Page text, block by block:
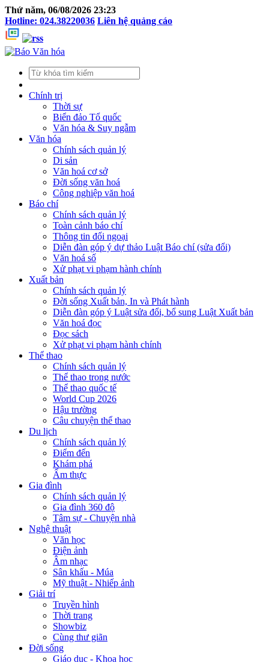
Thứ năm, 06/08/2026 23:23
Hotline: 024.38220036 Liên hệ quảng cáo
Chính trị
Thời sự
Biển đảo Tổ quốc
Văn hóa & Suy ngẫm
Văn hóa
Chính sách quản lý
Di sản
Văn hoá cơ sở
Đời sống văn hoá
Công nghiệp văn hoá
Báo chí
Chính sách quản lý
Toàn cảnh báo chí
Thông tin đối ngoại
Diễn đàn góp ý dự thảo Luật Báo chí (sửa đổi)
Văn hoá số
Xử phạt vi phạm hành chính
Xuất bản
Chính sách quản lý
Đời sống Xuất bản, In và Phát hành
Diễn đàn góp ý Luật sửa đổi, bổ sung Luật Xuất bản
Văn hoá đọc
Đọc sách
Xử phạt vi phạm hành chính
Thể thao
Chính sách quản lý
Thể thao trong nước
Thể thao quốc tế
World Cup 2026
Hậu trường
Câu chuyện thể thao
Du lịch
Chính sách quản lý
Điểm đến
Khám phá
Ẩm thực
Gia đình
Chính sách quản lý
Gia đình 360 độ
Tâm sự - Chuyện nhà
Nghệ thuật
Văn học
Điện ảnh
Âm nhạc
Sân khấu - Múa
Mỹ thuật - Nhiếp ảnh
Giải trí
Truyền hình
Thời trang
Showbiz
Cùng thư giãn
Đời sống
Giáo dục - Khoa học